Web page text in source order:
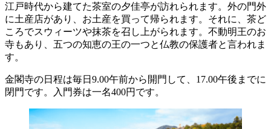
江戸時代から建てた茶室の夕佳亭が訪れられます。外の門外
に土産店があり、お土産を買って帰られます。それに、茶ど
ころでスウィーツや抹茶を召し上がられます。不動明王のお
寺もあり、五つの知恵の王の一つと仏教の保護者と言われま
す。
金閣寺の日程は毎日9.00午前から開門して、17.00午後までに
閉門です。入門券は一名400円です。